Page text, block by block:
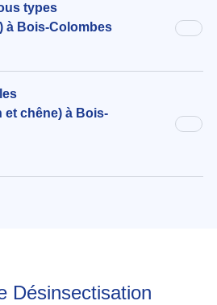
types
à Bois-Colombes
chêne) à Bois-
Désinsectisation